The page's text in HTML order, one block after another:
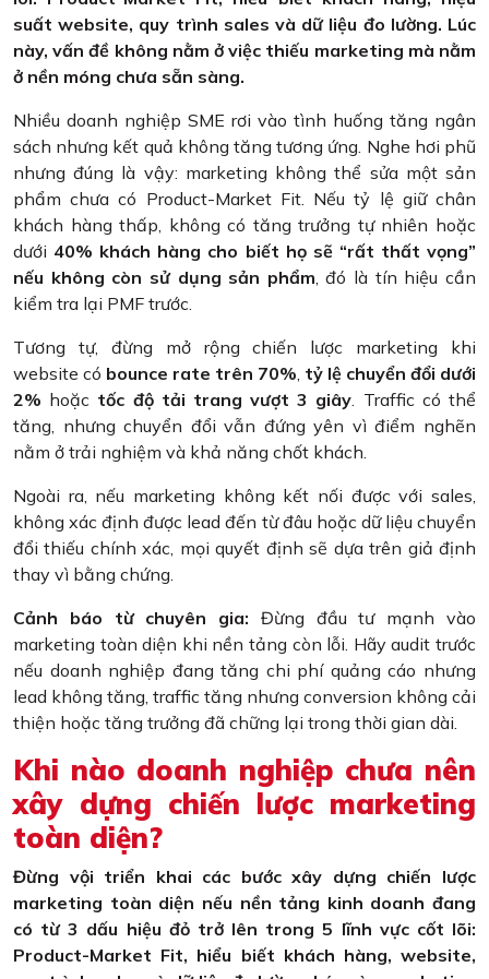
suất website, quy trình sales và dữ liệu đo lường. Lúc
này, vấn đề không nằm ở việc thiếu marketing mà nằm
ở nền móng chưa sẵn sàng.
Nhiều doanh nghiệp SME rơi vào tình huống tăng ngân
sách nhưng kết quả không tăng tương ứng. Nghe hơi phũ
nhưng đúng là vậy: marketing không thể sửa một sản
phẩm chưa có Product-Market Fit. Nếu tỷ lệ giữ chân
khách hàng thấp, không có tăng trưởng tự nhiên hoặc
dưới 40% khách hàng cho biết họ sẽ “rất thất vọng”
nếu không còn sử dụng sản phẩm, đó là tín hiệu cần
kiểm tra lại PMF trước.
Tương tự, đừng mở rộng chiến lược marketing khi
website có bounce rate trên 70%, tỷ lệ chuyển đổi dưới
2% hoặc tốc độ tải trang vượt 3 giây. Traffic có thể
tăng, nhưng chuyển đổi vẫn đứng yên vì điểm nghẽn
nằm ở trải nghiệm và khả năng chốt khách.
Ngoài ra, nếu marketing không kết nối được với sales,
không xác định được lead đến từ đâu hoặc dữ liệu chuyển
đổi thiếu chính xác, mọi quyết định sẽ dựa trên giả định
thay vì bằng chứng.
Cảnh báo từ chuyên gia: Đừng đầu tư mạnh vào
marketing toàn diện khi nền tảng còn lỗi. Hãy audit trước
nếu doanh nghiệp đang tăng chi phí quảng cáo nhưng
lead không tăng, traffic tăng nhưng conversion không cải
thiện hoặc tăng trưởng đã chững lại trong thời gian dài.
Khi nào doanh nghiệp chưa nên
xây dựng chiến lược marketing
toàn diện?
Đừng vội triển khai các bước xây dựng chiến lược
marketing toàn diện nếu nền tảng kinh doanh đang
có từ 3 dấu hiệu đỏ trở lên trong 5 lĩnh vực cốt lõi:
Product-Market Fit, hiểu biết khách hàng, website,